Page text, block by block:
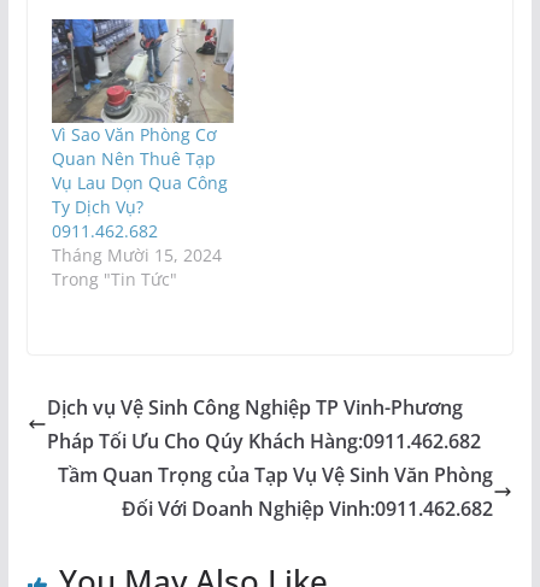
Vì Sao Văn Phòng Cơ
Quan Nên Thuê Tạp
Vụ Lau Dọn Qua Công
Ty Dịch Vụ?
0911.462.682
Tháng Mười 15, 2024
Trong "Tin Tức"
Dịch vụ Vệ Sinh Công Nghiệp TP Vinh-Phương
Pháp Tối Ưu Cho Qúy Khách Hàng:0911.462.682
Tầm Quan Trọng của Tạp Vụ Vệ Sinh Văn Phòng
Đối Với Doanh Nghiệp Vinh:0911.462.682